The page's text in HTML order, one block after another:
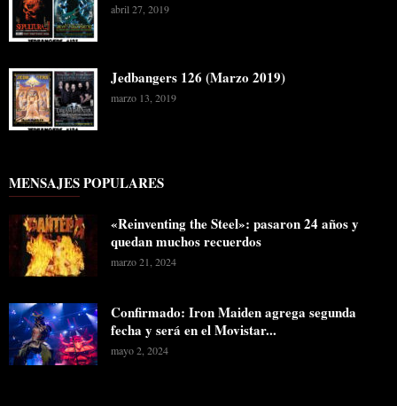
abril 27, 2019
Jedbangers 126 (Marzo 2019)
marzo 13, 2019
MENSAJES POPULARES
«Reinventing the Steel»: pasaron 24 años y
quedan muchos recuerdos
marzo 21, 2024
Confirmado: Iron Maiden agrega segunda
fecha y será en el Movistar...
mayo 2, 2024